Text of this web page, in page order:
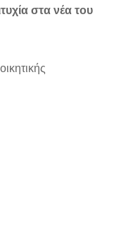
στα νέα του